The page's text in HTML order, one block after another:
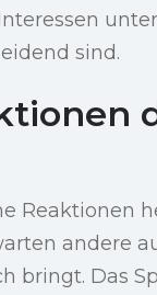
sind.
Reaktionen
andere
bringt. Das